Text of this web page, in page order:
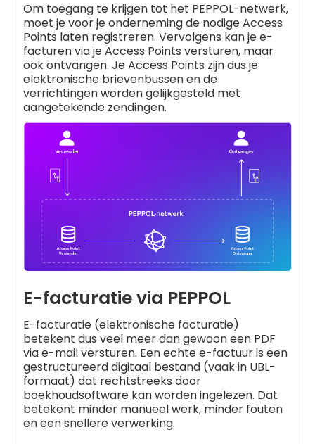
Om toegang te krijgen tot het PEPPOL-netwerk,
moet je voor je onderneming de nodige Access
Points laten registreren. Vervolgens kan je e-
facturen via je Access Points versturen, maar
ook ontvangen. Je Access Points zijn dus je
elektronische brievenbussen en de
verrichtingen worden gelijkgesteld met
aangetekende zendingen.
E-facturatie via PEPPOL
E-facturatie (elektronische facturatie)
betekent dus veel meer dan gewoon een PDF
via e-mail versturen. Een echte e-factuur is een
gestructureerd digitaal bestand (vaak in UBL-
formaat) dat rechtstreeks door
boekhoudsoftware kan worden ingelezen. Dat
betekent minder manueel werk, minder fouten
en een snellere verwerking.